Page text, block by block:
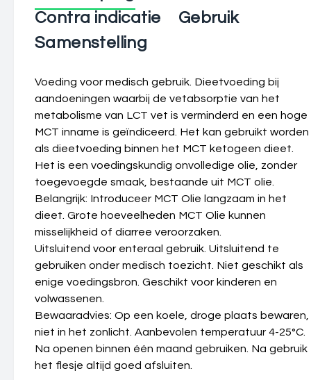
Contra indicatie
Gebruik
Samenstelling
Voeding voor medisch gebruik. Dieetvoeding bij
aandoeningen waarbij de vetabsorptie van het
metabolisme van LCT vet is verminderd en een hoge
MCT inname is geïndiceerd. Het kan gebruikt worden
als dieetvoeding binnen het MCT ketogeen dieet.
Het is een voedingskundig onvolledige olie, zonder
toegevoegde smaak, bestaande uit MCT olie.
Belangrijk: Introduceer MCT Olie langzaam in het
dieet. Grote hoeveelheden MCT Olie kunnen
misselijkheid of diarree veroorzaken.
Uitsluitend voor enteraal gebruik. Uitsluitend te
gebruiken onder medisch toezicht. Niet geschikt als
enige voedingsbron. Geschikt voor kinderen en
volwassenen.
Bewaaradvies: Op een koele, droge plaats bewaren,
niet in het zonlicht. Aanbevolen temperatuur 4-25°C.
Na openen binnen één maand gebruiken. Na gebruik
het flesje altijd goed afsluiten.